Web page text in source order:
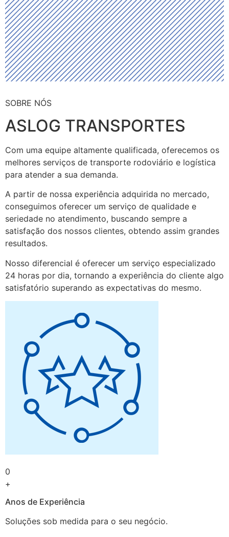
SOBRE NÓS
ASLOG TRANSPORTES
Com uma equipe altamente qualificada, oferecemos os
melhores serviços de transporte rodoviário e logística
para atender a sua demanda.
A partir de nossa experiência adquirida no mercado,
conseguimos oferecer um serviço de qualidade e
seriedade no atendimento, buscando sempre a
satisfação dos nossos clientes, obtendo assim grandes
resultados.
Nosso diferencial é oferecer um serviço especializado
24 horas por dia, tornando a experiência do cliente algo
satisfatório superando as expectativas do mesmo.
0
+
Anos de Experiência
Soluções sob medida para o seu negócio.